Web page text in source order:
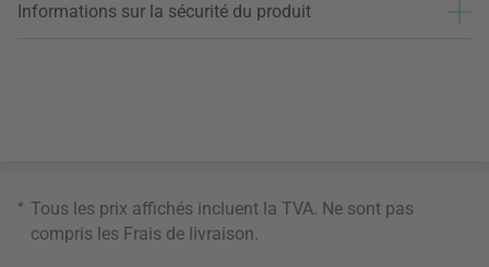
Informations sur la sécurité du produit
* Tous les prix affichés incluent la TVA. Ne sont pas
compris les Frais de livraison